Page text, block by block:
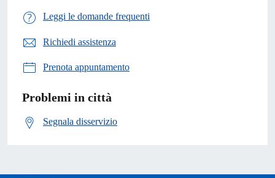
Leggi le domande frequenti
Richiedi assistenza
Prenota appuntamento
Problemi in città
Segnala disservizio